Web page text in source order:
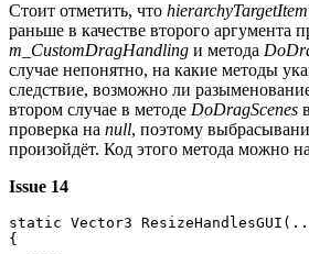
Стоит отметить, что hierarchyTargetItem
раньше в качестве второго аргумента
m_CustomDragHandling и метода
случае непонятно, на какие методы
следствие, возможно ли
втором случае в методе DoDragScenes
проверка на null, поэтому
произойдёт. Код этого метода можно
Issue 14
static Vector3
{